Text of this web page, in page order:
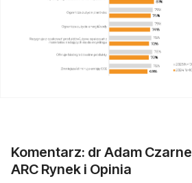
Komentarz: dr Adam
ARC Rynek i Opinia